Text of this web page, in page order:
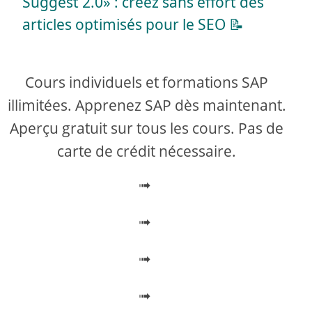
V
i
e
o
articles optimisés pour le SEO 📝
Cours individuels et formations SAP
illimitées. Apprenez SAP dès maintenant.
Aperçu gratuit sur tous les cours. Pas de
carte de crédit nécessaire.
➟
➟
➟
➟